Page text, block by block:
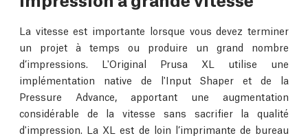
La vitesse est importante lorsque vous devez terminer
un projet à temps ou produire un grand nombre
d’impressions. L'Original Prusa XL utilise une
implémentation native de l'Input Shaper et de la
Pressure Advance, apportant une augmentation
considérable de la vitesse sans sacrifier la qualité
d'impression. La XL est de loin l’imprimante de bureau